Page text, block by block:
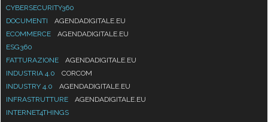
CYBERSECURITY360
DOCUMENTI
AGENDADIGITALE.EU
ECOMMERCE
AGENDADIGITALE.EU
ESG360
FATTURAZIONE
AGENDADIGITALE.EU
INDUSTRIA 4.0
CORCOM
INDUSTRY 4.0
AGENDADIGITALE.EU
INFRASTRUTTURE
AGENDADIGITALE.EU
INTERNET4THINGS